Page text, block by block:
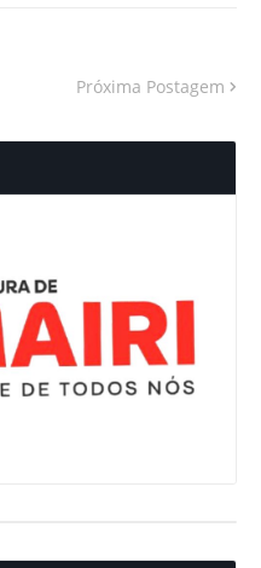
Próxima Postagem